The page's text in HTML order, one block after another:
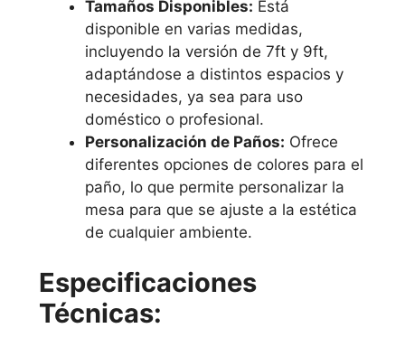
Tamaños Disponibles: Está
disponible en varias medidas,
incluyendo la versión de 7ft y 9ft,
adaptándose a distintos espacios y
necesidades, ya sea para uso
doméstico o profesional.
Personalización de Paños: Ofrece
diferentes opciones de colores para el
paño, lo que permite personalizar la
mesa para que se ajuste a la estética
de cualquier ambiente.
Especificaciones
Técnicas: